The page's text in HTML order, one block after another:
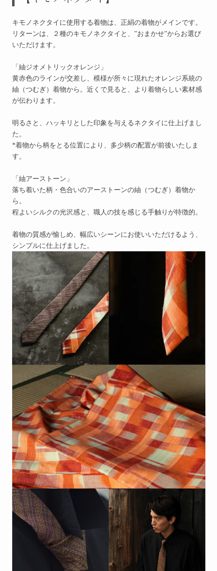
キモノネクタイに使用する着物は、正絹の着物がメインです。
リターンは、２種のキモノネクタイと、”おまかせ”からお選び
いただけます。
「紬ジオメトリックオレンジ」
黄赤色のラインが交差し、模様が所々に現れたオレンジ系統の
紬（つむぎ）着物から。近くで見ると、より着物らしい素材感
が伝わります。
明るさと、ハッキリとした印象を与えるネクタイに仕上げまし
た。
*着物から柄をとる位置により、多少柄の配置が前後いたしま
す。
「紬アーストーン」
落ち着いた柄・色合いのアーストーンの紬（つむぎ）着物か
ら。
程よいシルクの光沢感と、職人の技を感じる手触りが特徴的。
着物の質感が愉しめ、幅広いシーンにお使いいただけるよう、
シンプルに仕上げました。